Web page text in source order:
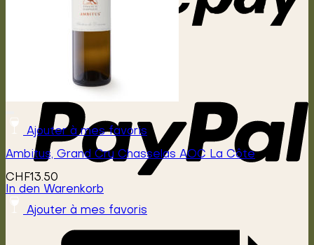
Ajouter à mes favoris
Ambitus, Grand Cru Chasselas AOC La Côte
CHF13.50
In den Warenkorb
Ajouter à mes favoris